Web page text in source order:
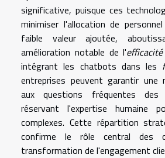
significative, puisque ces
minimiser l'allocation de
faible valeur ajoutée,
amélioration notable de l'
intégrant les chatbots dans les
entreprises peuvent garantir une
aux questions fréquentes
réservant l'expertise humaine
complexes. Cette répartition
confirme le rôle central des
transformation de l'engagement